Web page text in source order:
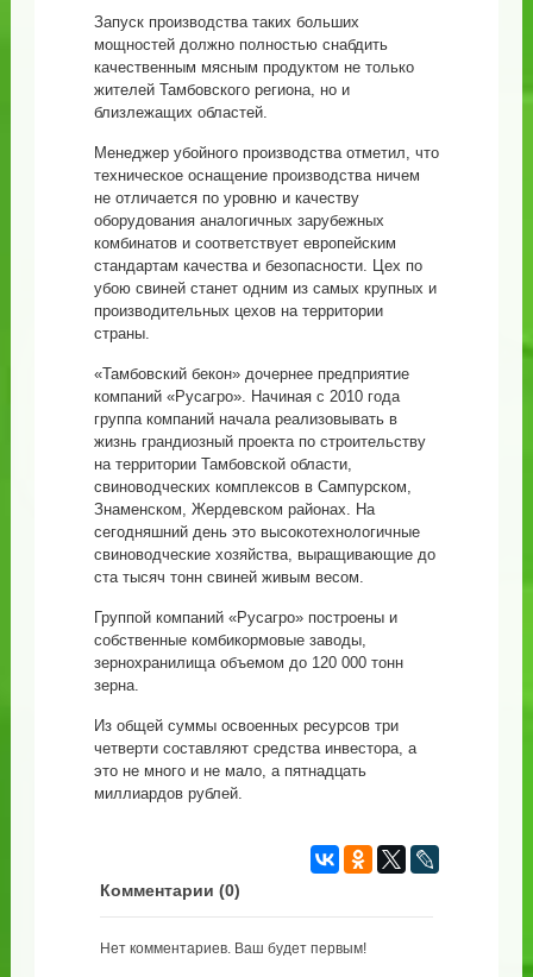
Запуск производства таких больших
мощностей должно полностью снабдить
качественным мясным продуктом не только
жителей Тамбовского региона, но и
близлежащих областей.
Менеджер убойного производства отметил, что
техническое оснащение производства ничем
не отличается по уровню и качеству
оборудования аналогичных зарубежных
комбинатов и соответствует европейским
стандартам качества и безопасности. Цех по
убою свиней станет одним из самых крупных и
производительных цехов на территории
страны.
«Тамбовский бекон» дочернее предприятие
компаний «Русагро». Начиная с 2010 года
группа компаний начала реализовывать в
жизнь грандиозный проекта по строительству
на территории Тамбовской области,
свиноводческих комплексов в Сампурском,
Знаменском, Жердевском районах. На
сегодняшний день это высокотехнологичные
свиноводческие хозяйства, выращивающие до
ста тысяч тонн свиней живым весом.
Группой компаний «Русагро» построены и
собственные комбикормовые заводы,
зернохранилища объемом до 120 000 тонн
зерна.
Из общей суммы освоенных ресурсов три
четверти составляют средства инвестора, а
это не много и не мало, а пятнадцать
миллиардов рублей.
Комментарии (0)
Нет комментариев. Ваш будет первым!